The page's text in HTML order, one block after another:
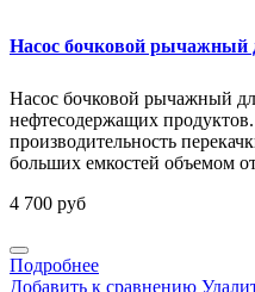
Насос бочковой рычажный
Насос бочковой рычажный
нефтесодержащих
производительность
больших емкостей объемом
4 700 руб
Подробнее
Добавить к сравнению